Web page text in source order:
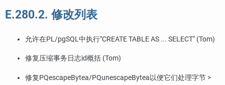
E.280.2. 修改列表
允许在PL/pgSQL中执行"CREATE TABLE AS ... SELECT" (Tom)
修复压缩事务日志id概括 (Tom)
修复PQescapeBytea/PQunescapeBytea以便它们处理字节 >